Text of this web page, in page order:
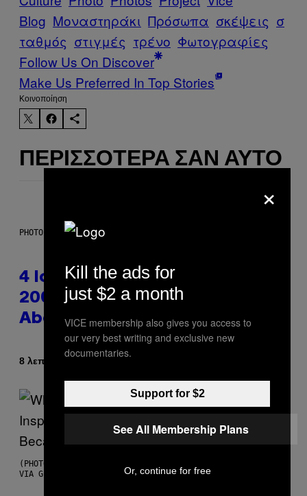
Blog Μοναστηράκι Πρόσωπα σκέψεις σ
ταθμός στιγμές τρένο Φωτογραφίες
Follow Us On Discover
Make Us Preferred In Top Stories
Kοινοποίηση
ΠΕΡΙΣΣΌΤΕΡΑ ΣΑΝ ΑΥΤΌ
PHOTO: PETER KRAMER / GETTY IMAGES
4 Iconic MTV Shows From the
2000s You Definitely Forgot
About
8 λεπτά πριν Κείμενο
(PHOTO BY CHRISTOPHER POLK/NBCU PHOTO BANK/NBCUNIVERSAL
VIA GETTY IMAGES)
×
Kill the ads for
just $2 a month
VICE membership also gives you access to
our very best writing and exclusive new
documentaries.
Support for $2
See All Membership Plans
Or, continue for free